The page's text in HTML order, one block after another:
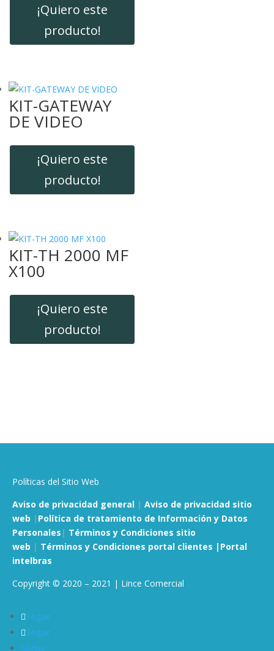
¡Quiero este
producto!
KIT-GATEWAY
DE VIDEO
¡Quiero este
producto!
KIT-TH 2000 MF
X100
¡Quiero este
producto!
Políticas del Sitio Web
Aviso de privacidad general | Aviso de privacidad sitio
web | Política de tratamiento de Información y Datos
Personales | Términos y Condiciones sitio
web | Términos y Condiciones portal clientes | Portal
intelbras
Copyright © 2020 – 2021 | Lince Comercial
Seguir
Seguir
Seguir